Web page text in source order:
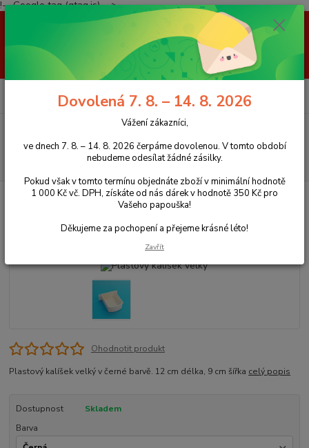
!-- Google tag (gtag.js) -->
Vážení zákazníci, ve dnech 7. 8. – 14. 8. 2026 čerpáme dovolenou. V
tomto období nebudeme odesílat žádné zásilky. Pokud však v tomto
termínu objednáte zboží v minimální hodnotě 1 000 Kč vč. DPH, získáte
od nás dárek v hodnotě 350 Kč pro Vašeho papouška! Děkujeme za
pochopení a přejeme krásné léto!
CZK
(Po-Pá, 8-16 hod.)
Doplňky Plastový kalíšek velký
Plastový kalíšek velký
Ohodnotit produkt
Plastový kalíšek velký v černé barvě. 12 cm délka, 9 cm šířka celý popis
Dostupnost
Skladem
Barva
Dovolená 7. 8. – 14. 8. 2026
Vážení zákazníci,
ve dnech 7. 8. – 14. 8. 2026 čerpáme dovolenou. V tomto období
nebudeme odesílat žádné zásilky.
Pokud však v tomto termínu objednáte zboží v minimální hodnotě
1 000 Kč vč. DPH, získáte od nás dárek v hodnotě 350 Kč pro
Vašeho papouška!
Děkujeme za pochopení a přejeme krásné léto!
Zavřít